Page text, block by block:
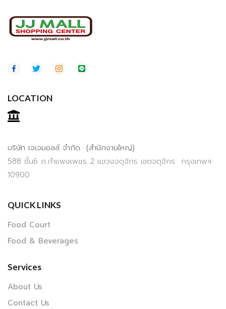
LOCATION
บริษัท เจเจมอลล์ จำกัด (สำนักงานใหญ่)
588 ชั้น6 ถ.กำแพงเพชร 2 แขวงจตุจักร เขตจตุจักร กรุงเทพฯ
10900
QUICK LINKS
Food Court
Food & Beverages
Services
About Us
Contact Us